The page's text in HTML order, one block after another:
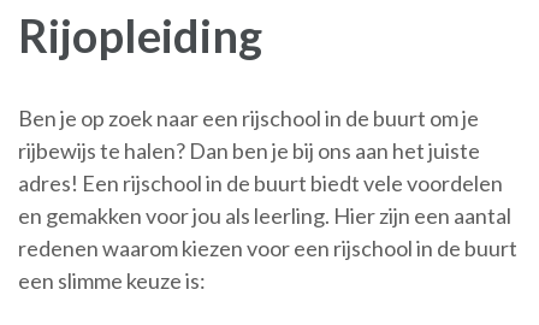
Rijopleiding
Ben je op zoek naar een rijschool in de buurt om je
rijbewijs te halen? Dan ben je bij ons aan het juiste
adres! Een rijschool in de buurt biedt vele voordelen
en gemakken voor jou als leerling. Hier zijn een aantal
redenen waarom kiezen voor een rijschool in de buurt
een slimme keuze is: